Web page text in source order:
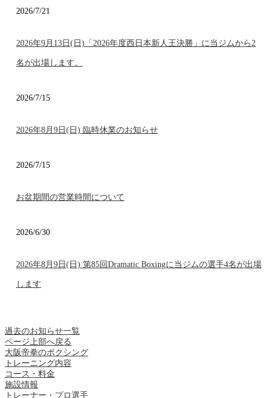
2026/7/21
2026年9月13日(日)「2026年度西日本新人王決勝」に当ジムから2
名が出場します。
2026/7/15
2026年8月9日(日) 臨時休業のお知らせ
2026/7/15
お盆期間の営業時間について
2026/6/30
2026年8月9日(日) 第85回Dramatic Boxingに当ジムの選手4名が出場
します
過去のお知らせ一覧
ページ上部へ戻る
大阪帝拳のボクシング
トレーニング内容
コース・料金
施設情報
トレーナー・プロ選手